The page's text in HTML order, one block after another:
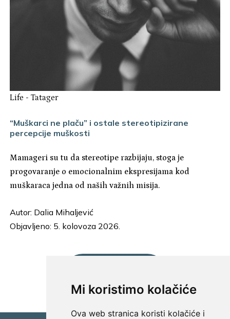
Mi koristimo kolačiće
Ova web stranica koristi kolačiće i
Life -Tatager
“Muškarci ne plaču” i ostale stereotipizirane
percepcije muškosti
Mamageri su tu da stereotipe razbijaju, stoga je
progovaranje o emocionalnim ekspresijama kod
muškaraca jedna od naših važnih misija.
Autor: Dalia Mihaljević
Objavljeno: 5. kolovoza 2026.